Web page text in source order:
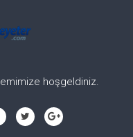
hoşgeldiniz.